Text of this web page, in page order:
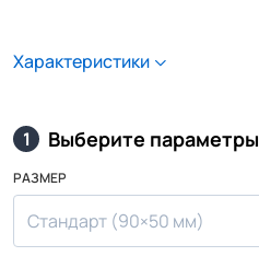
Характеристики
1 Выберите параметры
РАЗМЕР
Стандарт (90×50 мм)